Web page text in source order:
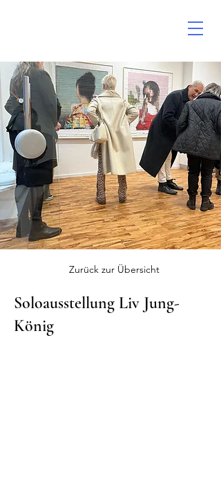
Zurück zur Übersicht
Soloausstellung Liv Jung-
König